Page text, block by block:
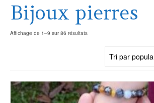
Bijoux pierres
Affichage de 1–9 sur 86 résultats